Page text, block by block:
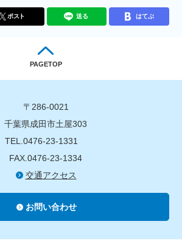
ポスト 送る はてぶ
PAGETOP
〒286-0021
千葉県成田市土屋303
TEL.0476-23-1331
FAX.0476-23-1334
交通アクセス
お問い合わせ